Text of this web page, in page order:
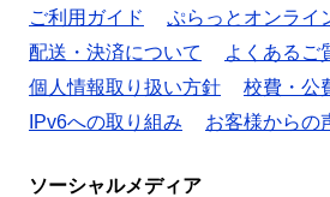
ご利用ガイド
ぷらっとオンライ
配送・決済について
よくあるご
個人情報取り扱い方針
校費・公
IPv6への取り組み
お客様からの
ソーシャルメディア